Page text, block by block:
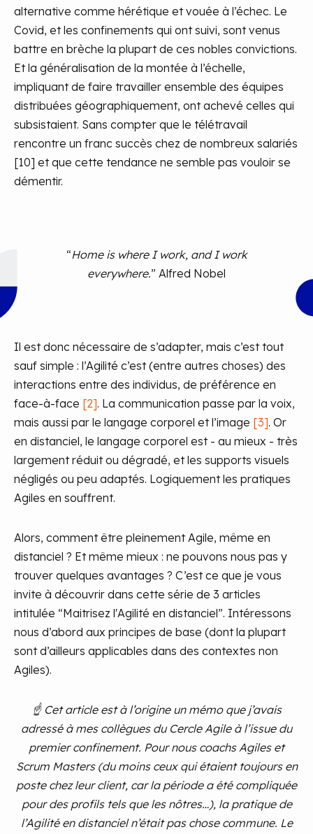
alternative comme hérétique et vouée à l’échec. Le
Covid, et les confinements qui ont suivi, sont venus
battre en brèche la plupart de ces nobles convictions.
Et la généralisation de la montée à l’échelle,
impliquant de faire travailler ensemble des équipes
distribuées géographiquement, ont achevé celles qui
subsistaient. Sans compter que le télétravail
rencontre un franc succès chez de nombreux salariés
[10] et que cette tendance ne semble pas vouloir se
démentir.
“Home is where I work, and I work
everywhere.” Alfred Nobel
Il est donc nécessaire de s’adapter, mais c’est tout
sauf simple : l’Agilité c’est (entre autres choses) des
interactions entre des individus, de préférence en
face-à-face [2]. La communication passe par la voix,
mais aussi par le langage corporel et l’image [3]. Or
en distanciel, le langage corporel est - au mieux - très
largement réduit ou dégradé, et les supports visuels
négligés ou peu adaptés. Logiquement les pratiques
Agiles en souffrent.
Alors, comment être pleinement Agile, même en
distanciel ? Et même mieux : ne pouvons nous pas y
trouver quelques avantages ? C’est ce que je vous
invite à découvrir dans cette série de 3 articles
intitulée “Maitrisez l'Agilité en distanciel”. Intéressons
nous d’abord aux principes de base (dont la plupart
sont d’ailleurs applicables dans des contextes non
Agiles).
☝ Cet article est à l’origine un mémo que j’avais
adressé à mes collègues du Cercle Agile à l’issue du
premier confinement. Pour nous coachs Agiles et
Scrum Masters (du moins ceux qui étaient toujours en
poste chez leur client, car la période a été compliquée
pour des profils tels que les nôtres…), la pratique de
l’Agilité en distanciel n’était pas chose commune. Le